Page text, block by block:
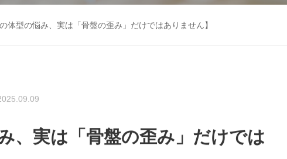
の体型の悩み、実は「骨盤の歪み」だけではありません】
、実は「骨盤の歪み」だけでは